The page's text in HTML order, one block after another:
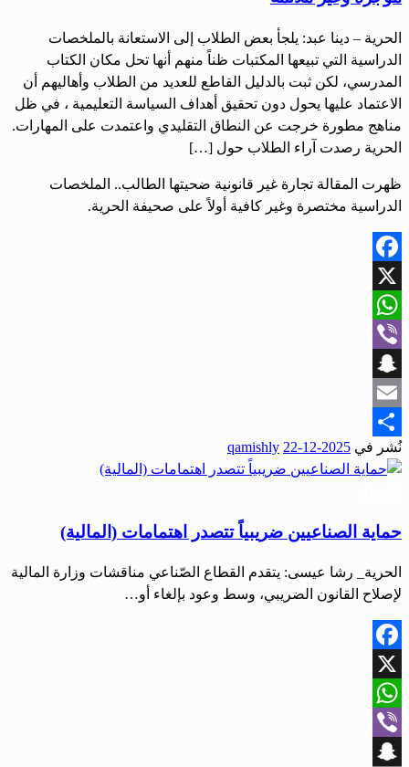
الحرية – دينا عبد: يلجأ بعض الطلاب إلى الاستعانة بالملخصات
الدراسية التي تبيعها المكتبات ظناً منهم أنها تحل مكان الكتاب
المدرسي، لكن ثبت بالدليل القاطع للعديد من الطلاب وأهاليهم أن
الاعتماد عليها يحول دون تحقيق أهداف السياسة التعليمية ، في ظل
مناهج مطورة خرجت عن النطاق التقليدي واعتمدت على المهارات.
الحرية رصدت آراء الطلاب حول […]
ظهرت المقالة تجارة غير قانونية ضحيتها الطالب.. الملخصات
الدراسية مختصرة وغير كافية أولاً على صحيفة الحرية.
Facebook
X
WhatsApp
Viber
Snapchat
Email
Share
نُشر في 2025-12-22
qamishly
حماية الصناعيين ضريبياً تتصدر اهتمامات (المالية)
الحرية_ رشا عيسى: يتقدم القطاع الصّناعي مناقشات وزارة المالية
لإصلاح القانون الضريبي، وسط وعود بإلغاء أو…
Facebook
X
WhatsApp
Viber